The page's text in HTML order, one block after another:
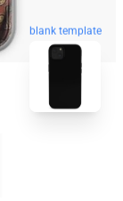
blank template